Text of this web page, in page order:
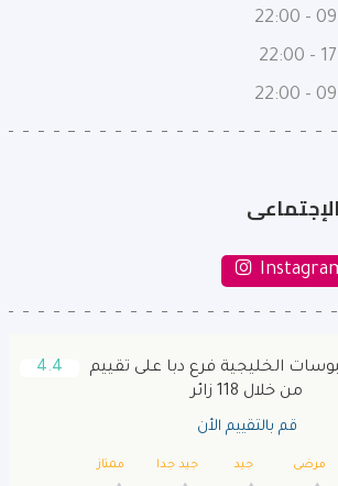
الخليجية فرع دبا على تقييم
4.4
من خلال 118 زائر
قم بالتقييم الأن
مرضى جيد جيد جدا ممتاز